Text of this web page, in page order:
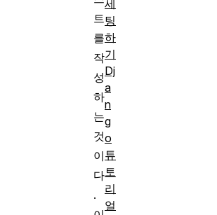
트
를
작
성
하
는
것
이
다
.
세
팅
하
기
Dj
a
n
g
o
튜
토
리
얼